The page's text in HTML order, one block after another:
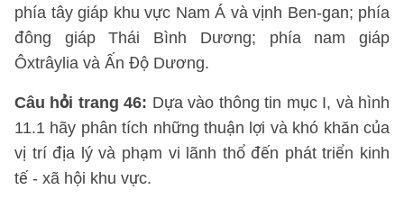
phía tây giáp khu vực Nam Á và vịnh Ben-gan; phía
đông giáp Thái Bình Dương; phía nam giáp
Ôxtrâylia và Ấn Độ Dương.
Câu hỏi trang 46: Dựa vào thông tin mục I, và hình
11.1 hãy phân tích những thuận lợi và khó khăn của
vị trí địa lý và phạm vi lãnh thổ đến phát triển kinh
tế - xã hội khu vực.